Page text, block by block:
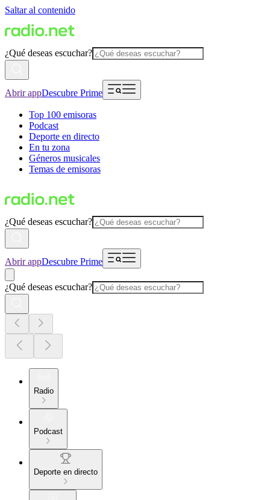
Saltar al contenido
¿Qué deseas escuchar?
Abrir appDescubre Prime
Top 100 emisoras
Podcast
Deporte en directo
En tu zona
Géneros musicales
Temas de emisoras
¿Qué deseas escuchar?
Abrir appDescubre Prime
¿Qué deseas escuchar?
Radio
Podcast
Deporte en directo